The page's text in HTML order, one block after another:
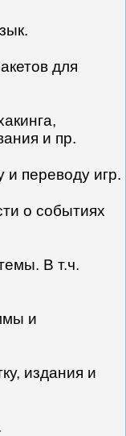
для
и пр.
и переводу игр.
о событиях
В т.ч.
и
издания и